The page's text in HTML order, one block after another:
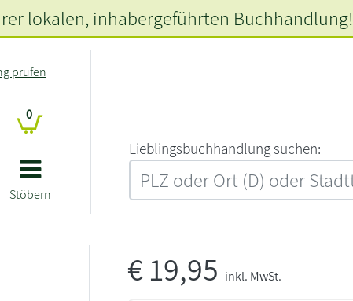
Stöbern
prüfen
0
L‍i‍e‍b‍l‍i‍n‍g‍s‍b‍u‍c‍h‍h‍a‍n‍d‍l‍u‍n‍g‍ ‍s‍u‍c‍h‍e‍n‍:‍
lokalen, inhabergeführten Buchhandlung!
€19,95 inkl. MwSt.